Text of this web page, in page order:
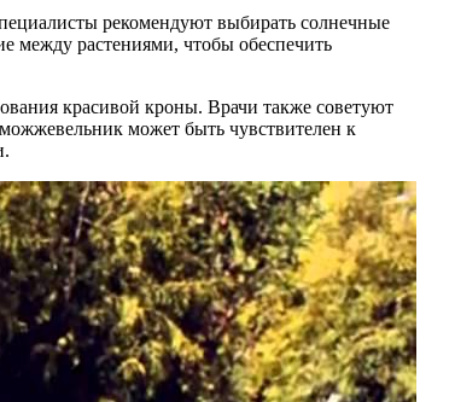
рекомендуют выбирать солнечные
между растениями, чтобы обеспечить
красивой кроны. Врачи также советуют
может быть чувствителен к